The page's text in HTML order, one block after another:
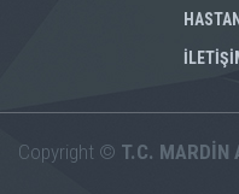
Copyright © T.C. MARDİN